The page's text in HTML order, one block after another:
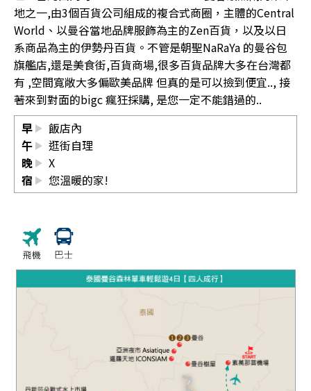
地之一,由3個百貨公司組成的複合式商圈，主體的Central
World、以曼谷當地品牌服飾為主的Zen百貨，以及以日
系商品為主的伊勢丹百貨。不管是朝聖NaRaYa 的曼谷包
旗艦店,還是美食街,百貨商場,很多百貨品牌大多在台灣都
有 ,空間寬敞大多偏歐美品牌 但真的是可以撿到便宜.., 接
著來到對面的bigc 瘋狂採購, 是您一定不能錯過的..
早
飯店內
午
逛街自理
晚
X
宿
您溫暖的家!